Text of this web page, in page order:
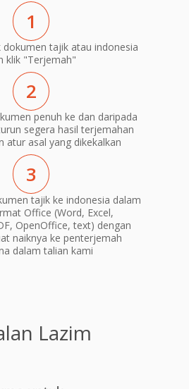
1
dokumen tajik atau indonesia
klik "Terjemah"
2
penuh ke dan daripada
segera hasil terjemahan
atur asal yang dikekalkan
3
tajik ke indonesia dalam
Office (Word, Excel,
OpenOffice, text) dengan
naiknya ke penterjemah
dalam talian kami
Lazim